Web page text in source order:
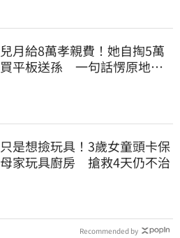
兒月給8萬孝親費！她自掏5萬
買平板送孫 一句話愣原地
只是想撿玩具！3歲女童頭卡保
母家玩具廚房 搶救4天仍不治
Recommended by